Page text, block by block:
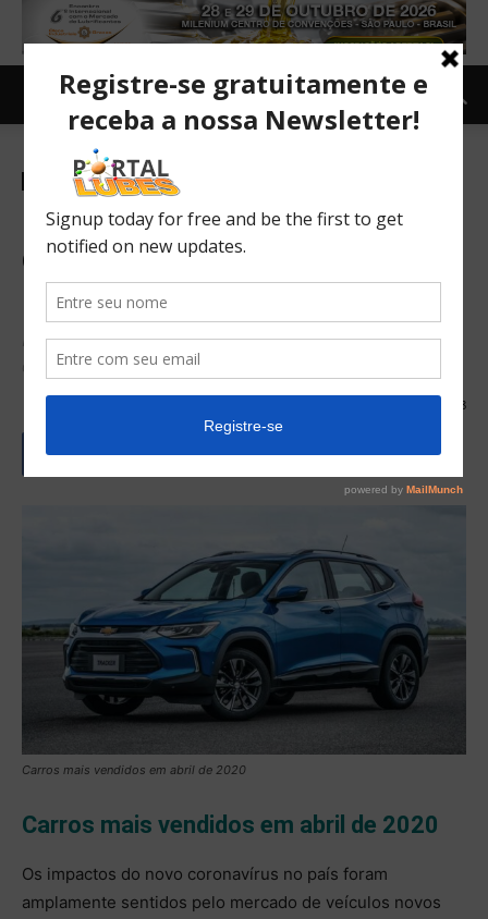
Carro e Moto Carro TOPNEWS
Novo Tracker já lidera vendas
de SUVs na 1ª quinzena de
abril
HB20 tira Onix da ponta e Hilux ameaça Strada entre os
comerciais leves; veja ranking
248
Carros mais vendidos em abril de 2020
Carros mais vendidos em abril de 2020
Os impactos do novo coronavírus no país foram
amplamente sentidos pelo mercado de veículos novos